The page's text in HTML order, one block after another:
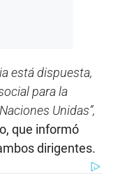
está dispuesta,
para la
Unidas”,
que informó
dirigentes.